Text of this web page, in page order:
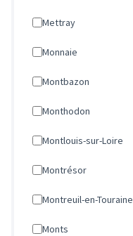
Mettray
Monnaie
Montbazon
Monthodon
Montlouis-sur-Loire
Montrésor
Montreuil-en-Touraine
Monts